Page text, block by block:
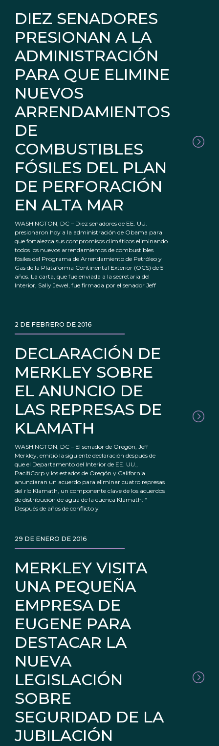
DIEZ SENADORES
PRESIONAN A LA
ADMINISTRACIÓN
PARA QUE ELIMINE
NUEVOS
ARRENDAMIENTOS
DE
COMBUSTIBLES
FÓSILES DEL PLAN
DE PERFORACIÓN
EN ALTA MAR
WASHINGTON, DC – Diez senadores de EE. UU.
presionaron hoy a la administración de Obama para
que fortalezca sus compromisos climáticos eliminando
todos los nuevos arrendamientos de combustibles
fósiles del Programa de Arrendamiento de Petróleo y
Gas de la Plataforma Continental Exterior (OCS) de 5
años. La carta, que fue enviada a la secretaria del
Interior, Sally Jewel, fue firmada por el senador Jeff
DECLARACIÓN DE
MERKLEY SOBRE
EL ANUNCIO DE
LAS REPRESAS DE
KLAMATH
2 DE FEBRERO DE 2016
WASHINGTON, DC – El senador de Oregón, Jeff
Merkley, emitió la siguiente declaración después de
que el Departamento del Interior de EE. UU.,
PacifiCorp y los estados de Oregón y California
anunciaran un acuerdo para eliminar cuatro represas
del río Klamath, un componente clave de los acuerdos
de distribución de agua de la cuenca Klamath: “
Después de años de conflicto y
MERKLEY VISITA
UNA PEQUEÑA
EMPRESA DE
EUGENE PARA
DESTACAR LA
NUEVA
LEGISLACIÓN
SOBRE
SEGURIDAD DE LA
JUBILACIÓN
29 DE ENERO DE 2016